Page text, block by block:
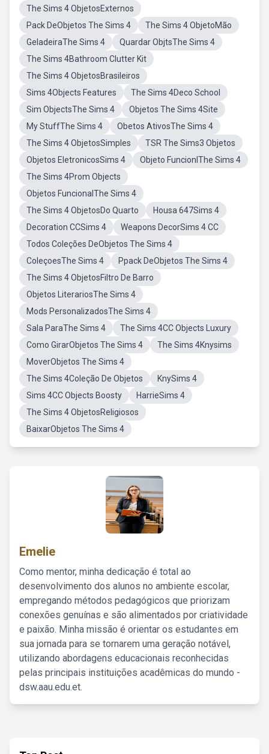
The Sims 4 ObjetosExternos
Pack DeObjetos The Sims 4
The Sims 4 ObjetoMão
GeladeiraThe Sims 4
Quardar ObjtsThe Sims 4
The Sims 4Bathroom Clutter Kit
The Sims 4 ObjetosBrasileiros
Sims 4Objects Features
The Sims 4Deco School
Sim ObjectsThe Sims 4
Objetos The Sims 4Site
My StuffThe Sims 4
Obetos AtivosThe Sims 4
The Sims 4 ObjetosSimples
TSR The Sims3 Objetos
Objetos EletronicosSims 4
Objeto FuncionlThe Sims 4
The Sims 4Prom Objects
Objetos FuncionalThe Sims 4
The Sims 4 ObjetosDo Quarto
Housa 647Sims 4
Decoration CCSims 4
Weapons DecorSims 4 CC
Todos Coleções DeObjetos The Sims 4
ColeçoesThe Sims 4
Ppack DeObjetos The Sims 4
The Sims 4 ObjetosFiltro De Barro
Objetos LiterariosThe Sims 4
Mods PersonalizadosThe Sims 4
Sala ParaThe Sims 4
The Sims 4CC Objects Luxury
Como GirarObjetos The Sims 4
The Sims 4Knysims
MoverObjetos The Sims 4
The Sims 4Coleção De Objetos
KnySims 4
Sims 4CC Objects Boosty
HarrieSims 4
The Sims 4 ObjetosReligiosos
BaixarObjetos The Sims 4
Emelie
Como mentor, minha dedicação é total ao
desenvolvimento dos alunos no ambiente escolar,
empregando métodos pedagógicos que priorizam
conexões genuínas e são alimentados por criatividade
e paixão. Minha missão é orientar os estudantes em
sua jornada para se tornarem uma geração notável,
utilizando abordagens educacionais reconhecidas
pelas principais instituições acadêmicas do mundo -
dsw.aau.edu.et.